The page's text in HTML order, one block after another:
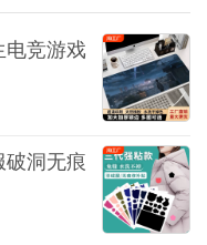
电竞游戏
洞无痕